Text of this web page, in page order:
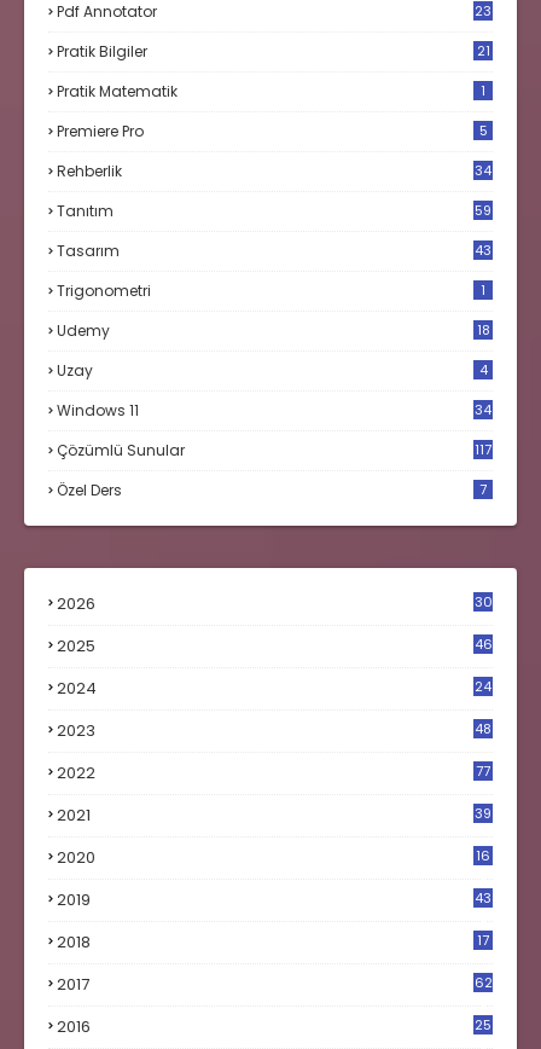
Pdf Annotator 23
Pratik Bilgiler 21
Pratik Matematik 1
Premiere Pro 5
Rehberlik 34
Tanıtım 59
Tasarım 43
Trigonometri 1
Udemy 18
Uzay 4
Windows 11 34
Çözümlü Sunular 117
Özel Ders 7
2026 30
2025 46
2024 24
2023
48
2022 77
2021 39
2020
16
2019
43
2018
17
2017
62
2016
25